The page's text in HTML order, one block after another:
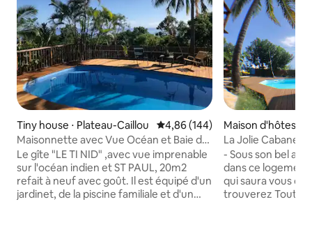
Tiny house ⋅ Plateau-Caillou Évaluation moyenne sur la
4,86 (144)
Maisonnette avec Vue Océan et Baie de
ST Paul
Le gîte "LE TI NID" ,avec vue imprenable
sur l'océan indien et ST PAUL, 20m2
refait à neuf avec goût. Il est équipé d'un
jardinet, de la piscine familiale et d'un
Maison d'hôtes ⋅
La Jolie Cabane
- Sous son bel
dans ce
qui saura vous
trouverez Tout le